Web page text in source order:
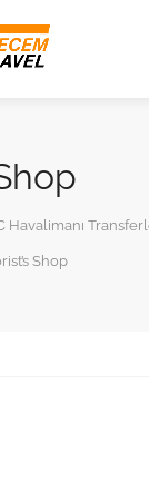
Havalimanı
Shop